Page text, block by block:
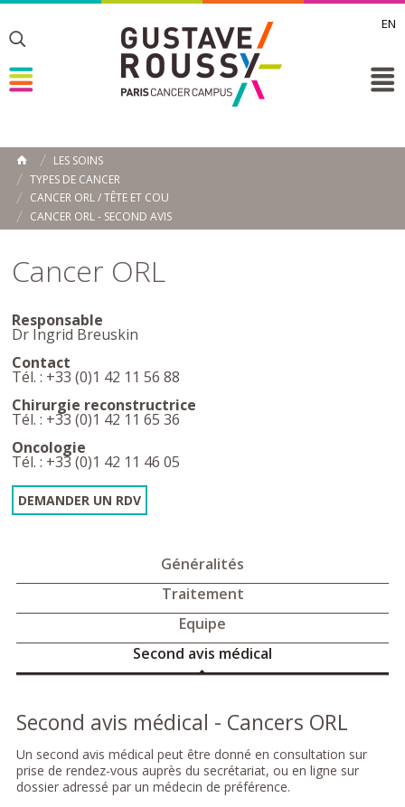
EN
Toggle
Toggle
Toggle
ACCUEIL
LES SOINS
TYPES DE CANCER
CANCER ORL / TÊTE ET COU
CANCER ORL - SECOND AVIS
Cancer ORL
Responsable
Dr Ingrid Breuskin
Contact
Tél. : +33 (0)1 42 11 56 88
Chirurgie reconstructrice
Tél. : +33 (0)1 42 11 65 36
Oncologie
Tél. : +33 (0)1 42 11 46 05
DEMANDER UN RDV
Généralités
Traitement
Equipe
Second avis médical
Second avis médical - Cancers ORL
Un second avis médical peut être donné en consultation sur
prise de rendez-vous auprès du secrétariat, ou en ligne sur
dossier adressé par un médecin de préférence.